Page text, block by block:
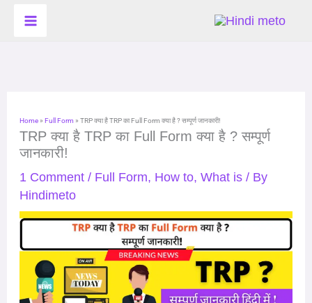
Home» Full Form » TRP क्या है TRP का Full Form क्या है ? सम्पूर्ण जानकारी!
TRP क्या है TRP का Full Form क्या है ? सम्पूर्ण
जानकारी!
1 Comment / Full Form, How to, What is/ By
Hindimeto